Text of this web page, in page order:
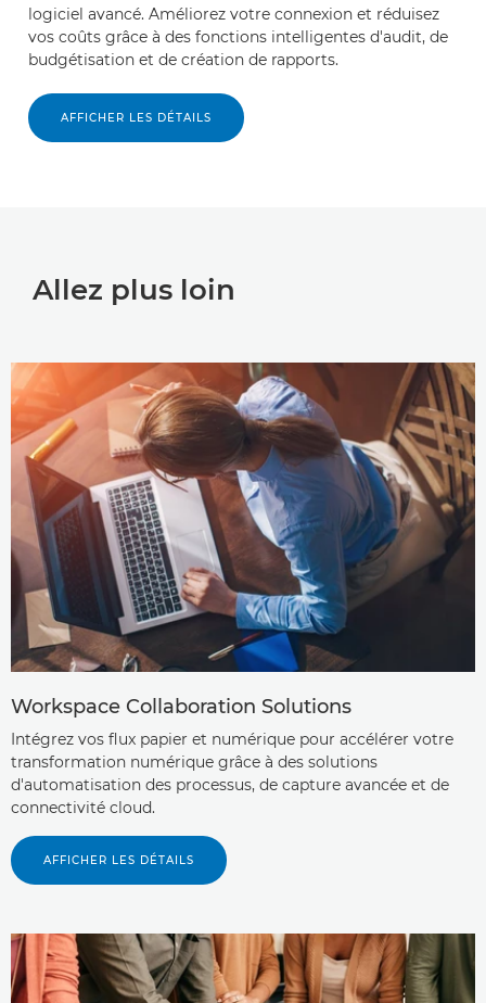
logiciel avancé. Améliorez votre connexion et réduisez
vos coûts grâce à des fonctions intelligentes d'audit, de
budgétisation et de création de rapports.
AFFICHER LES DÉTAILS
Allez plus loin
Workspace Collaboration Solutions
Intégrez vos flux papier et numérique pour accélérer votre
transformation numérique grâce à des solutions
d'automatisation des processus, de capture avancée et de
connectivité cloud.
AFFICHER LES DÉTAILS